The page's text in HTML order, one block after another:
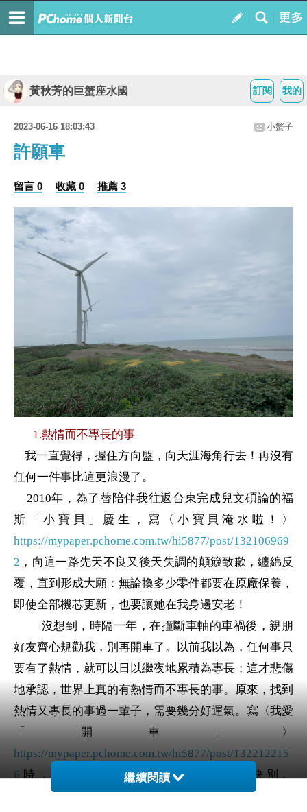
我的
訂閱
黃秋芳的巨蟹座水國
2023-06-16 18:03:43 小蟹子
許願車
留言 0 收藏 0 推薦 3
1.熱情而不專長的事
我一直覺得，握住方向盤，向天涯海角行去！ 再沒有
任何一件事比這更浪漫了。
2010年，為了替陪伴我往返台東完成兒文碩論的福
斯「小寶貝」慶生，寫〈小寶貝淹水啦！〉
https://mypaper.pchome.com.tw/hi5877/post/132106969
2 ，向這一路先天不良又後天失調的顛簸致歉，纏綿反
覆，直到形成大願：無論換多少零件都要在原廠保養，
即使全部機芯更新，也要讓她在我身邊安老！
沒想到，時隔一年，在撞斷車軸的車禍後，親朋
好友齊心規勸我，別再開車了。以前我以為，任何事只
要有了熱情，就可以日以繼夜地累積為專長；這才悲傷
地承認，世界上真的有熱情而不專長的事。原來，找到
熱情又專長的事過一輩子，需要幾分好運氣。寫〈我愛
「開車」〉
https://mypaper.pchome.com.tw/hi5877/post/132212215
6時，簡直是在纏綿反覆中，和車子訣別。
繼續閱讀